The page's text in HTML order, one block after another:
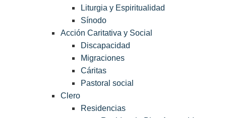
Liturgia y Espiritualidad
Sínodo
Acción Caritativa y Social
Discapacidad
Migraciones
Cáritas
Pastoral social
Clero
Residencias